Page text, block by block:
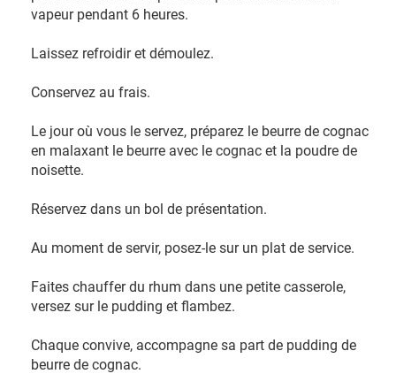
vapeur pendant 6 heures.
Laissez refroidir et démoulez.
Conservez au frais.
Le jour où vous le servez, préparez le beurre de cognac
en malaxant le beurre avec le cognac et la poudre de
noisette.
Réservez dans un bol de présentation.
Au moment de servir, posez-le sur un plat de service.
Faites chauffer du rhum dans une petite casserole,
versez sur le pudding et flambez.
Chaque convive, accompagne sa part de pudding de
beurre de cognac.